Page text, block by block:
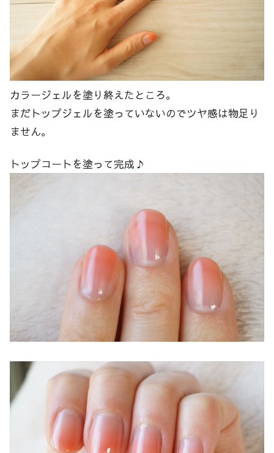
カラージェルを塗り終えたところ。
まだトップジェルを塗っていないのでツヤ感は物足り
ません。
トップコートを塗って完成♪